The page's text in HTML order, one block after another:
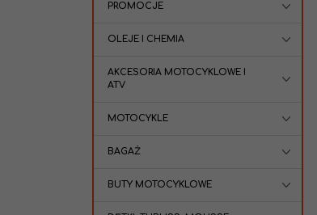
kranika Husqvarna TE125 15-16
EXC125/200/250/450/525/530 03-20
PROMOCJE
OLEJE I CHEMIA
AKCESORIA MOTOCYKLOWE I
ATV
MOTOCYKLE
BAGAŻ
BUTY MOTOCYKLOWE